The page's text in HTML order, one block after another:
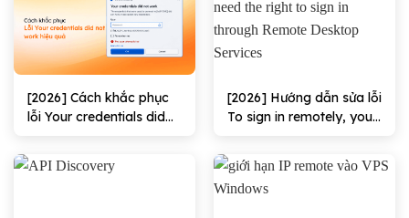
[2026] Cách khắc phục
lỗi Your credentials did
[2026] Hướng dẫn sửa lỗi
To sign in remotely, you
through Remote
Desktop Services hiệu
quả